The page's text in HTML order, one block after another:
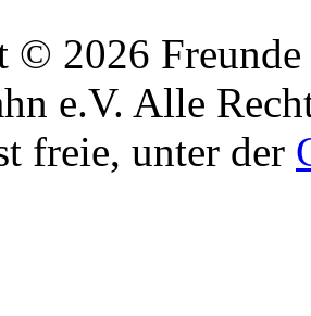
© 2026
e.V. Alle
freie, unter der